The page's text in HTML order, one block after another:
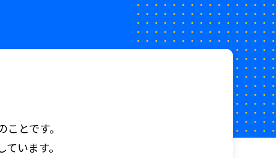
とです。
います。